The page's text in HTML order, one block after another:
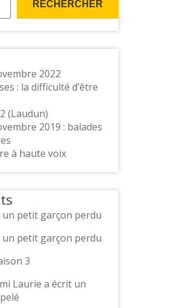
RECHERCHER
2022
: la difficulté d’être
(Laudun)
2019 : balades
à haute voix
un petit garçon perdu
un petit garçon perdu
3
Laurie a écrit un